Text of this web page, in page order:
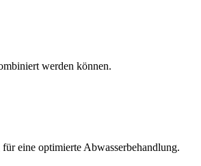
werden können.
eine optimierte Abwasserbehandlung.